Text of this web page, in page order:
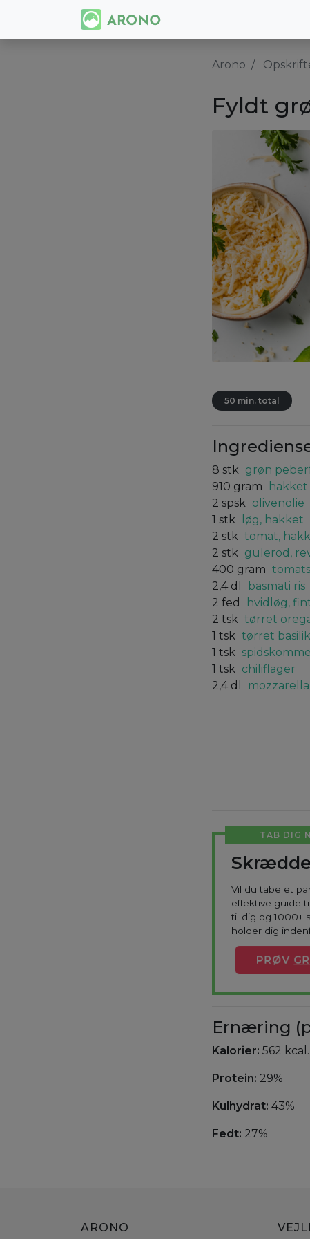
Arono
Fyldt
50 min. total
8 stk grøn
910 gram
2 spsk olivenolie
1 stk
løg, hakket
2 stk tomat,
2 stk gulerod,
400 gram
2,4 dl
basmati ris
2 fed
hvidløg,
2 tsk tørret
1 tsk tørret
1 tsk
1 tsk chiliflager
2,4 dl
TAB DIG
Vil du tabe et
effektive guide
til dig og 1000+
holder dig
PRØV
Ernæring
Kalorier: 562 kcal.
Protein: 29%
Kulhydrat: 43%
Fedt: 27%
ARONO